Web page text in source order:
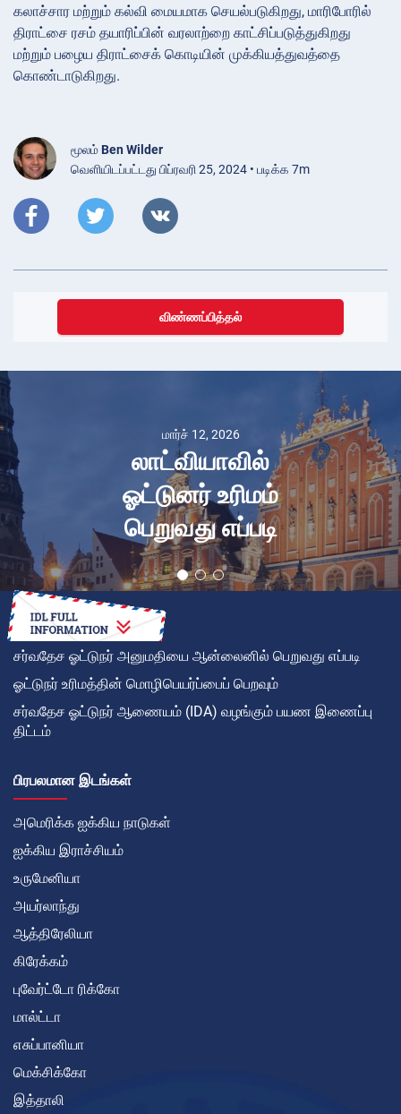
கலாச்சார மற்றும் கல்வி மையமாக செயல்படுகிறது, மாரிபோரில்
திராட்சை ரசம் தயாரிப்பின் வரலாற்றை காட்சிப்படுத்துகிறது
மற்றும் பழைய திராட்சைக் கொடியின் முக்கியத்துவத்தை
கொண்டாடுகிறது.
மூலம் Ben Wilder
வெளியிடப்பட்டது பிப்ரவரி 25, 2024 • படிக்க 7m
விண்ணப்பித்தல்
மார்ச் 12, 2026
லாட்வியாவில்
ஓட்டுனர் உரிமம்
பெறுவது எப்படி
சர்வதேச ஓட்டுநர் அனுமதியை ஆன்லைனில் பெறுவது எப்படி
ஓட்டுநர் உரிமத்தின் மொழிபெயர்ப்பைப் பெறவும்
சர்வதேச ஓட்டுநர் ஆணையம் (IDA) வழங்கும் பயண இணைப்பு
திட்டம்
பிரபலமான இடங்கள்
அமெரிக்க ஐக்கிய நாடுகள்
ஐக்கிய இராச்சியம்
உருமேனியா
அயர்லாந்து
ஆத்திரேலியா
கிரேக்கம்
புவேர்ட்டோ ரிக்கோ
மால்ட்டா
எசுப்பானியா
மெக்சிக்கோ
இத்தாலி